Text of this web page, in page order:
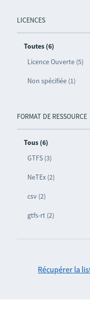
LICENCES
Toutes (6)
Licence Ouverte (5)
Non spécifiée (1)
FORMAT DE RESSOURCE
Tous (6)
GTFS (3)
NeTEx (2)
csv (2)
gtfs-rt (2)
Récupérer la